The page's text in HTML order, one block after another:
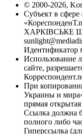
© 2000-2026,
Субъект в
ХАРКІВСЬКЕ
Идентификатор
Использование
сайте,
При
Украины и
прямая
Ссылка должна
полного либо
Гиперссылка